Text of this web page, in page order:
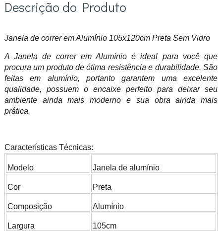
Descrição do Produto
Janela de correr em Alumínio 105x120cm Preta Sem Vidro
A Janela de correr em Alumínio é ideal para você que
procura um produto de ótima resistência e durabilidade. São
feitas em alumínio, portanto garantem uma excelente
qualidade, possuem o encaixe perfeito para deixar seu
ambiente ainda mais moderno e sua obra ainda mais
prática.
Características Técnicas:
Modelo Janela de alumínio
Cor Preta
Composição Alumínio
Largura 105cm